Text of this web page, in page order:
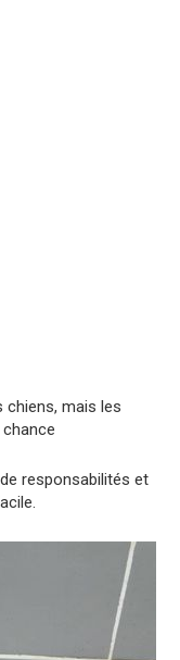
chiens, mais les
responsabilités et